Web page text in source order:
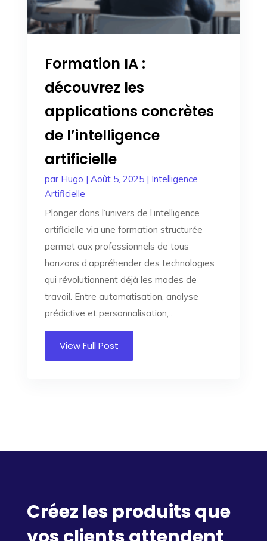
Formation IA :
découvrez les
applications concrètes
de l’intelligence
artificielle
par Hugo | Août 5, 2025| Intelligence
Artificielle
Plonger dans l’univers de l’intelligence
artificielle via une formation structurée
permet aux professionnels de tous
horizons d’appréhender des technologies
qui révolutionnent déjà les modes de
travail. Entre automatisation, analyse
prédictive et personnalisation,...
View Full Post
Créez les produits que